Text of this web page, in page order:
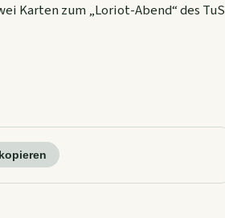
Karten zum „Loriot-Abend“ des TuS